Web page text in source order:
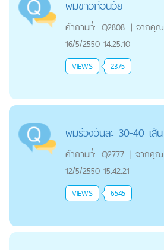
ผมขาวก่อนวัย
คำถามที่: Q2808 | จากคุณ
16/5/2550 14:25:10
VIEWS 2375
ผมร่วงวันละ 30-40 เส้น
คำถามที่: Q2777 | จากคุณ
12/5/2550 15:42:21
VIEWS 6545